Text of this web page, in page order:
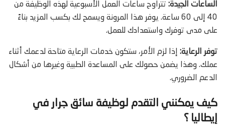
الساعات الجيدة: تتراوح ساعات العمل الأسبوعية لهذه الوظيفة من
40 إلى 60 ساعة. يوفر هذا المرونة ويسمح لك بكسب المزيد بناءً
على مدى توفرك واستعدادك للعمل.
توفر الرعاية: إذا لزم الأمر، ستكون خدمات الرعاية متاحة لدعمك أثناء
عملك. وهذا يضمن حصولك على المساعدة الطبية وغيرها من أشكال
الدعم الضروري.
كيف يمكنني التقدم لوظيفة سائق جرار في
إيطاليا ؟